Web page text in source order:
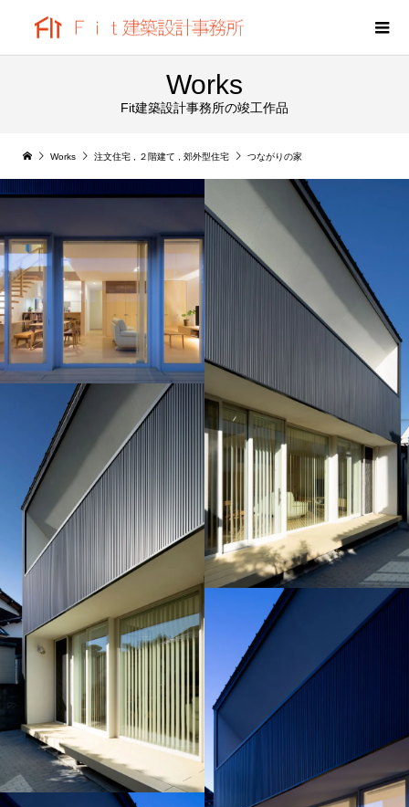
Works
Fit建築設計事務所の竣工作品
Works 注文住宅 ２階建て 郊外型住宅 つながりの家